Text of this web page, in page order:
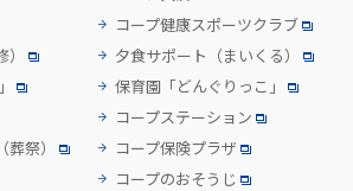
コープ健康スポーツクラブ
夕食サポート （まいくる）
保育園「どんぐりっこ」
コープステーション
（葬祭）
コープ保険プラザ
コープのおそうじ